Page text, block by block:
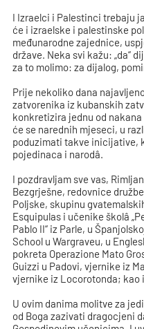
I Izraelci i Palestinci trebaju
će i izraelske i palestinske
međunarodne zajednice,
države. Neka svi kažu: „da“
za to molimo: za dijalog,
Prije nekoliko dana
zatvorenika iz kubanskih
konkretizira jednu od
će se narednih mjeseci, u
poduzimati takve inicijative,
pojedinaca i narodâ.
I pozdravljam sve vas,
Bezgrješne, redovnice
Poljske, skupinu
Esquipulas i učenike školâ
Pablo II“ iz Parle, u
School u Wargraveu, u
pokreta Operazione Mato
Guizzi u Padovi, vjernike iz
vjernike iz Locorotonda; kao
U ovim danima molitve za
od Boga zazivati dragocjeni